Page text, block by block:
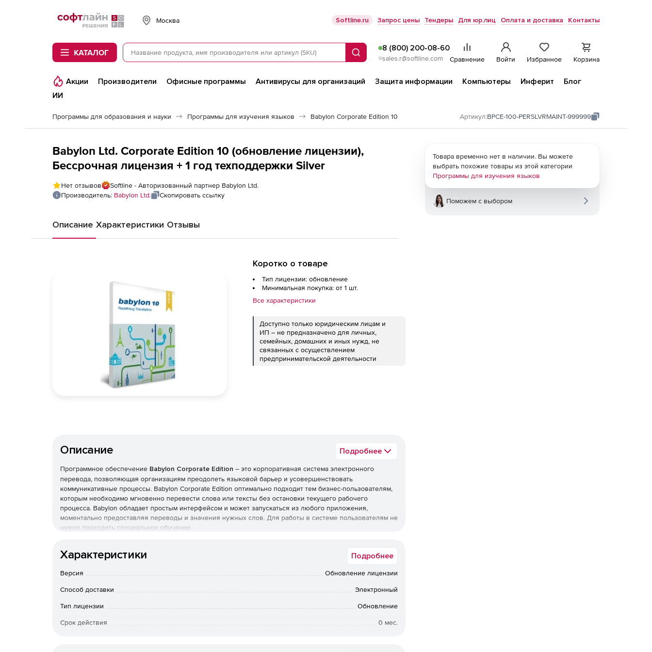
Softline
Москва Softline.ru Запрос цены Тендеры Для юр.лиц Оплата и доставка Контакты
КАТАЛОГ Поиск
8 (800) 200-08-60
sales.r@softline.com Сравнение Войти Избранное Корзина
Акции Производители Офисные программы Антивирусы для организаций Защита информации Компьютеры Инферит
Блог
ИИ
Программы для образования и науки Программы для изучения языков Babylon Corporate Edition 10 Артикул:BPCE-100-PERSLVRMAINT-999999
Babylon Ltd. Corporate Edition 10 (обновление лицензии),
Бессрочная лицензия + 1 год техподдержки Silver
Нет отзывов
Softline - Авторизованный партнер Babylon Ltd.
Производитель: Babylon Ltd. Скопировать ссылку
Описание Характеристики Отзывы
Коротко о товаре
Тип лицензии: обновление
Минимальная покупка: от 1 шт.
Все характеристики
Доступно только юридическим лицам и
ИП – не предназначено для личных,
семейных, домашних и иных нужд, не
связанных с осуществлением
предпринимательской деятельности
Описание Подробнее
Программное обеспечение Babylon Corporate Edition – это корпоративная система электронного
перевода, позволяющая организациям преодолеть языковой барьер и усовершенствовать
коммуникативные процессы. Babylon Corporate Edition оптимально подходит тем бизнес-пользователям,
которым необходимо мгновенно перевести слова или тексты без остановки текущего рабочего
процесса. Babylon обладает простым интерфейсом и может запускаться из любого приложения,
моментально предоставляя переводы и значения нужных слов. Для работы в системе пользователям не
нужно проходить специальное обучение.
данных включает 25 профессиональных словарей, созданных в собственной лингвистической
португальском, японском, иврите, китайском традиционном, китайском упрощенном, русском,
приобретать дополнительные словари и справочники таких серий, как Oxford University Press, Britannica,
Merriam-Webster, Vox, Langenscheidt, Pons, Van Dale, Melhoramentos и Taishukan.
Babylon Corporate Edition может развертываться на десятках, сотнях и тысячах настольных ПК. Сразу же
Характеристики Подробнее
Версия Обновление лицензии
Способ доставки Электронный
Тип лицензии Обновление
Срок действия 0 мес.
Товара временно нет в наличии. Вы можете
выбрать похожие товары из этой категории
Программы для изучения языков
Поможем с выбором